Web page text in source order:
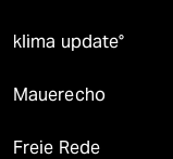
klima update°
Mauerecho
Freie Rede